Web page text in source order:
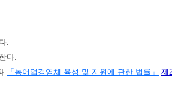
.
다.
「농어업경영체 육성 및 지원에 관한 법률」 제